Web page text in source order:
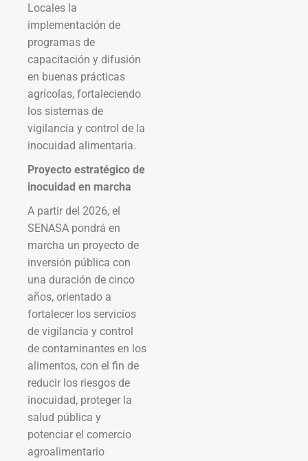
Locales la
implementación de
programas de
capacitación y difusión
en buenas prácticas
agrícolas, fortaleciendo
los sistemas de
vigilancia y control de la
inocuidad alimentaria.
Proyecto estratégico de
inocuidad en marcha
A partir del 2026, el
SENASA pondrá en
marcha un proyecto de
inversión pública con
una duración de cinco
años, orientado a
fortalecer los servicios
de vigilancia y control
de contaminantes en los
alimentos, con el fin de
reducir los riesgos de
inocuidad, proteger la
salud pública y
potenciar el comercio
agroalimentario